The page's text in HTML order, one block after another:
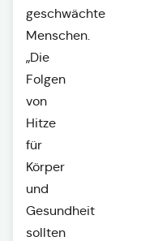
geschwächte
Menschen.
„Die
Folgen
von
Hitze
für
Körper
und
Gesundheit
sollten